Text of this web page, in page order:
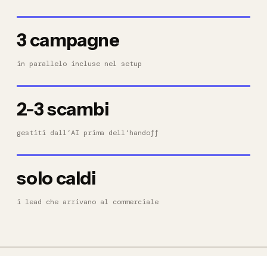
3 campagne
in parallelo incluse nel setup
2-3 scambi
gestiti dall’AI prima dell’handoff
solo caldi
i lead che arrivano al commerciale